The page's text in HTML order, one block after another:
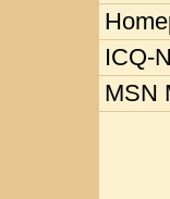
ICQ-
MSN